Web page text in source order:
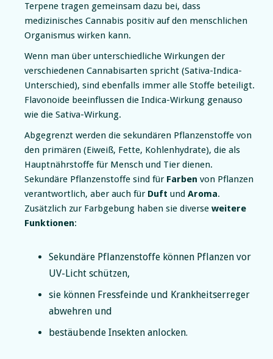
Terpene tragen gemeinsam dazu bei, dass
medizinisches Cannabis positiv auf den menschlichen
Organismus wirken kann.
Wenn man über unterschiedliche Wirkungen der
verschiedenen Cannabisarten spricht (Sativa-Indica-
Unterschied), sind ebenfalls immer alle Stoffe beteiligt.
Flavonoide beeinflussen die Indica-Wirkung genauso
wie die Sativa-Wirkung.
Abgegrenzt werden die sekundären Pflanzenstoffe von
den primären (Eiweiß, Fette, Kohlenhydrate), die als
Hauptnährstoffe für Mensch und Tier dienen.
Sekundäre Pflanzenstoffe sind für Farben von Pflanzen
verantwortlich, aber auch für Duft und Aroma.
Zusätzlich zur Farbgebung haben sie diverse weitere
Funktionen:
Sekundäre Pflanzenstoffe können Pflanzen vor
UV-Licht schützen,
sie können Fressfeinde und Krankheitserreger
abwehren und
bestäubende Insekten anlocken.